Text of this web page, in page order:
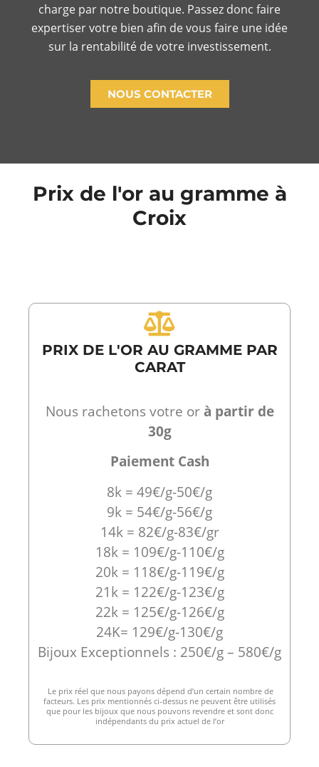
charge par notre boutique. Passez donc faire
expertiser votre bien afin de vous faire une idée
sur la rentabilité de votre investissement.
NOUS CONTACTER
Prix de l'or au gramme à
Croix
PRIX DE L'OR AU GRAMME PAR
CARAT
Nous rachetons votre orà partir de
30g
Paiement Cash
8k = 49€/g-50€/g
9k = 54€/g-56€/g
14k = 82€/g-83€/gr
18k = 109€/g-110€/g
20k = 118€/g-119€/g
21k = 122€/g-123€/g
22k = 125€/g-126€/g
24K= 129€/g-130€/g
Bijoux Exceptionnels : 250€/g – 580€/g
Le prix réel que nous payons dépend d’un certain nombre de
facteurs. Les prix mentionnés ci-dessus ne peuvent être utilisés
que pour les bijoux que nous pouvons revendre et sont donc
indépendants du prix actuel de l’or